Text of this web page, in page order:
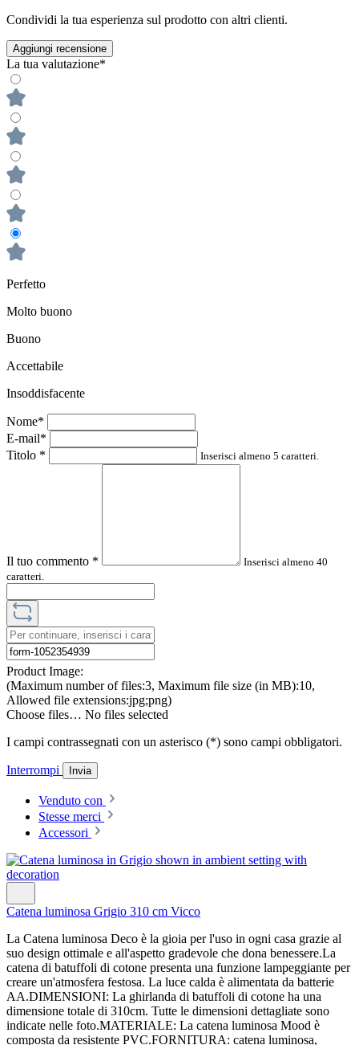
Condividi la tua esperienza sul prodotto con altri clienti.
Aggiungi recensione
La tua valutazione*
Perfetto
Molto buono
Buono
Accettabile
Insoddisfacente
Nome*
E-mail*
Titolo * Inserisci almeno 5 caratteri.
Il tuo commento *
Inserisci almeno 40
caratteri.
Product Image:
(Maximum number of files:3, Maximum file size (in MB):10,
Allowed file extensions:jpg;png)
Choose files… No files selected
I campi contrassegnati con un asterisco (*) sono campi obbligatori.
Interrompi Invia
Venduto con
Stesse merci
Accessori
Catena luminosa Grigio 310 cm Vicco
La Catena luminosa Deco è la gioia per l'uso in ogni casa grazie al
suo design ottimale e all'aspetto gradevole che dona benessere.La
catena di batuffoli di cotone presenta una funzione lampeggiante per
creare un'atmosfera festosa. La luce calda è alimentata da batterie
AA.DIMENSIONI: La ghirlanda di batuffoli di cotone ha una
dimensione totale di 310cm. Tutte le dimensioni dettagliate sono
indicate nelle foto.MATERIALE: La catena luminosa Mood è
composta da resistente PVC.FORNITURA: catena luminosa,